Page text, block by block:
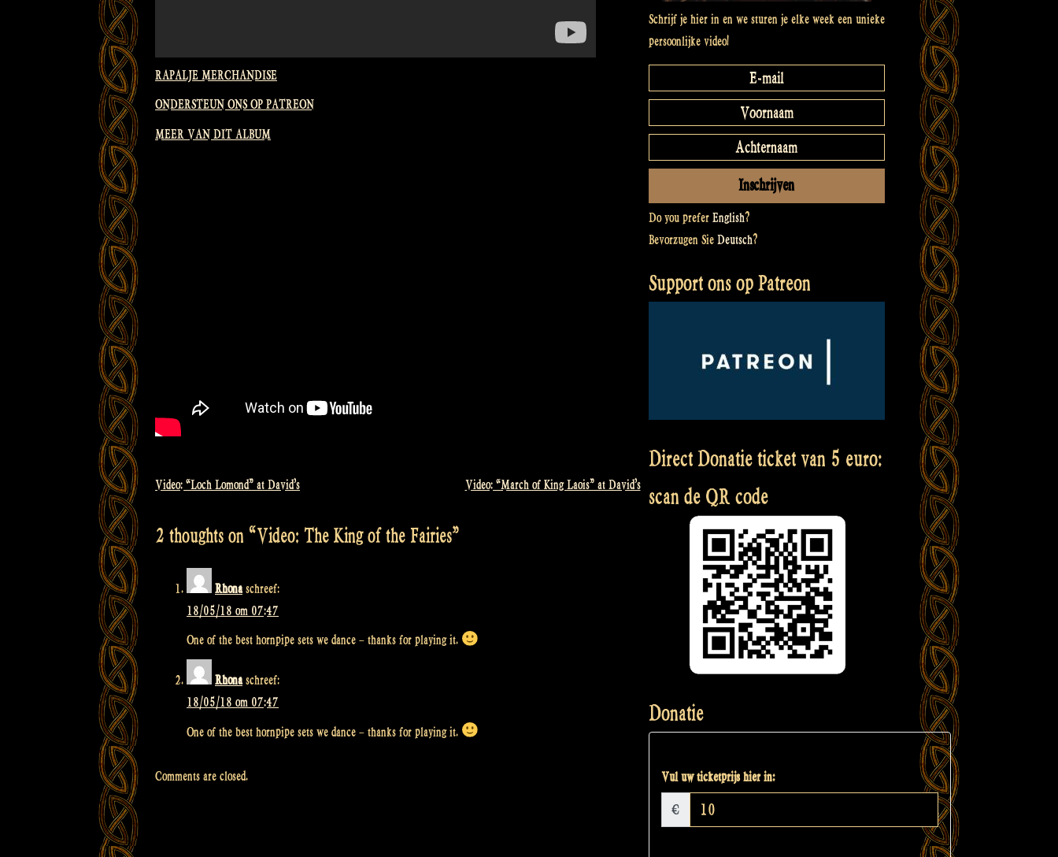
RAPALJE MERCHANDISE
ONDERSTEUN ONS OP PATREON
MEER VAN DIT ALBUM
Bericht
navigatie
Video: “Loch Lomond” at David’s Video: “March of King Laois” at David’s
2 thoughts on “Video: The King of the Fairies”
Rhona schreef:
18/05/18 om 07:47
One of the best hornpipe sets we dance – thanks for playing it.
Rhona schreef:
18/05/18 om 07:47
One of the best hornpipe sets we dance – thanks for playing it.
Comments are closed.
Schrijf je hier in en we sturen je elke week een unieke
persoonlijke video!
Do you prefer English?
Bevorzugen Sie Deutsch?
Support ons op Patreon
Direct Donatie ticket van 5 euro:
scan de QR code
Donatie
Vul uw ticketprijs hier in:
€